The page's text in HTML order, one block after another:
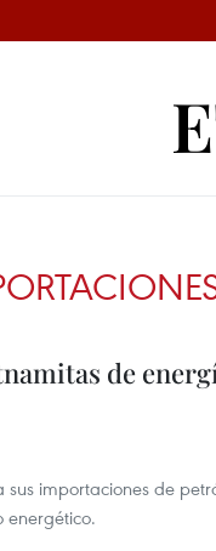
de
importaciones de
energético.